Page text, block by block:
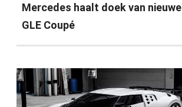
Mercedes haalt doek van nieuwe
GLE Coupé